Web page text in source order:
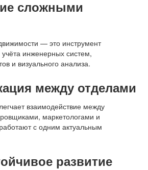
сложными
— это инструмент
инженерных систем,
и визуального анализа.
между отделами
взаимодействие между
маркетологами и
с одним актуальным
развитие